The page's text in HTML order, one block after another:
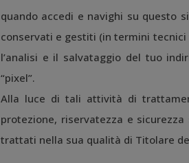
quando accedi e navighi su questo
conservati e gestiti (in termini
l’analisi e il salvataggio del tuo
“pixel”.
Alla luce di tali attività di
protezione, riservatezza e
trattati nella sua qualità di Titolare